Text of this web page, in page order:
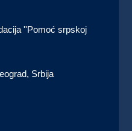
''Pomoć srpskoj
Srbija